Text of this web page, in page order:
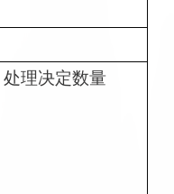
处理决定数量